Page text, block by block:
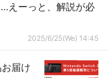
えーっと、解説が必
2025/6/25(We) 14:45
届け